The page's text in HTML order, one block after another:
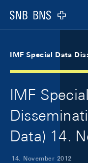
Logo
IMF Special Data
IMF
Data) 14.
14. November 2012